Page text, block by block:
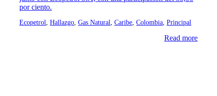
por ciento.
Ecopetrol, Hallazgo, Gas Natural, Caribe, Colombia, Principal
Read more